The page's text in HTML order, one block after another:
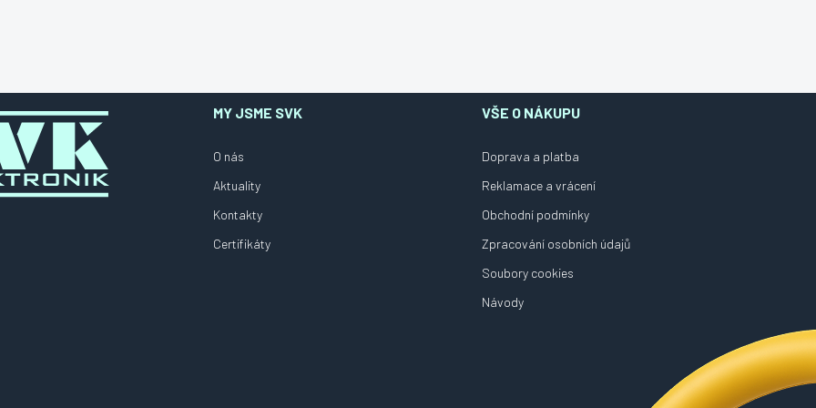
MY JSME SVK
O nás
Aktuality
Kontakty
Certifikáty
VŠE O NÁKUPU
Doprava a platba
Reklamace a vrácení
Obchodní podmínky
Zpracování osobních údajů
Soubory cookies
Návody